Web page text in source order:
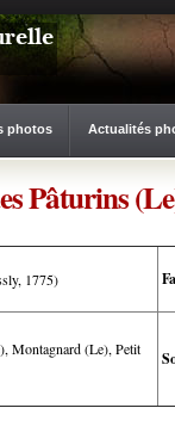
photos Actualités
Pâturins
1775)
Montagnard (Le), Petit